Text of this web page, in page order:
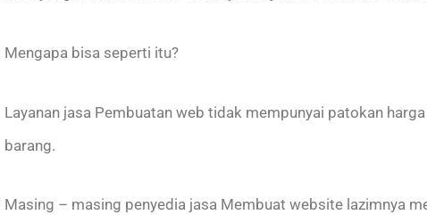
Mengapa bisa seperti itu?
Layanan jasa Pembuatan web tidak mempunyai patokan
barang.
Masing – masing penyedia jasa Membuat website lazimnya